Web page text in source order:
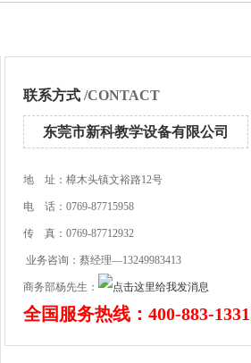
联系方式 /CONTACT
东莞市新科教学设备有限公司
地 址：樟木头镇文裕路12号
电 话：0769-87715958
传 真：0769-87712932
业务咨询：蔡经理—13249983413
商务部杨先生：
全国服务热线：400-883-1331